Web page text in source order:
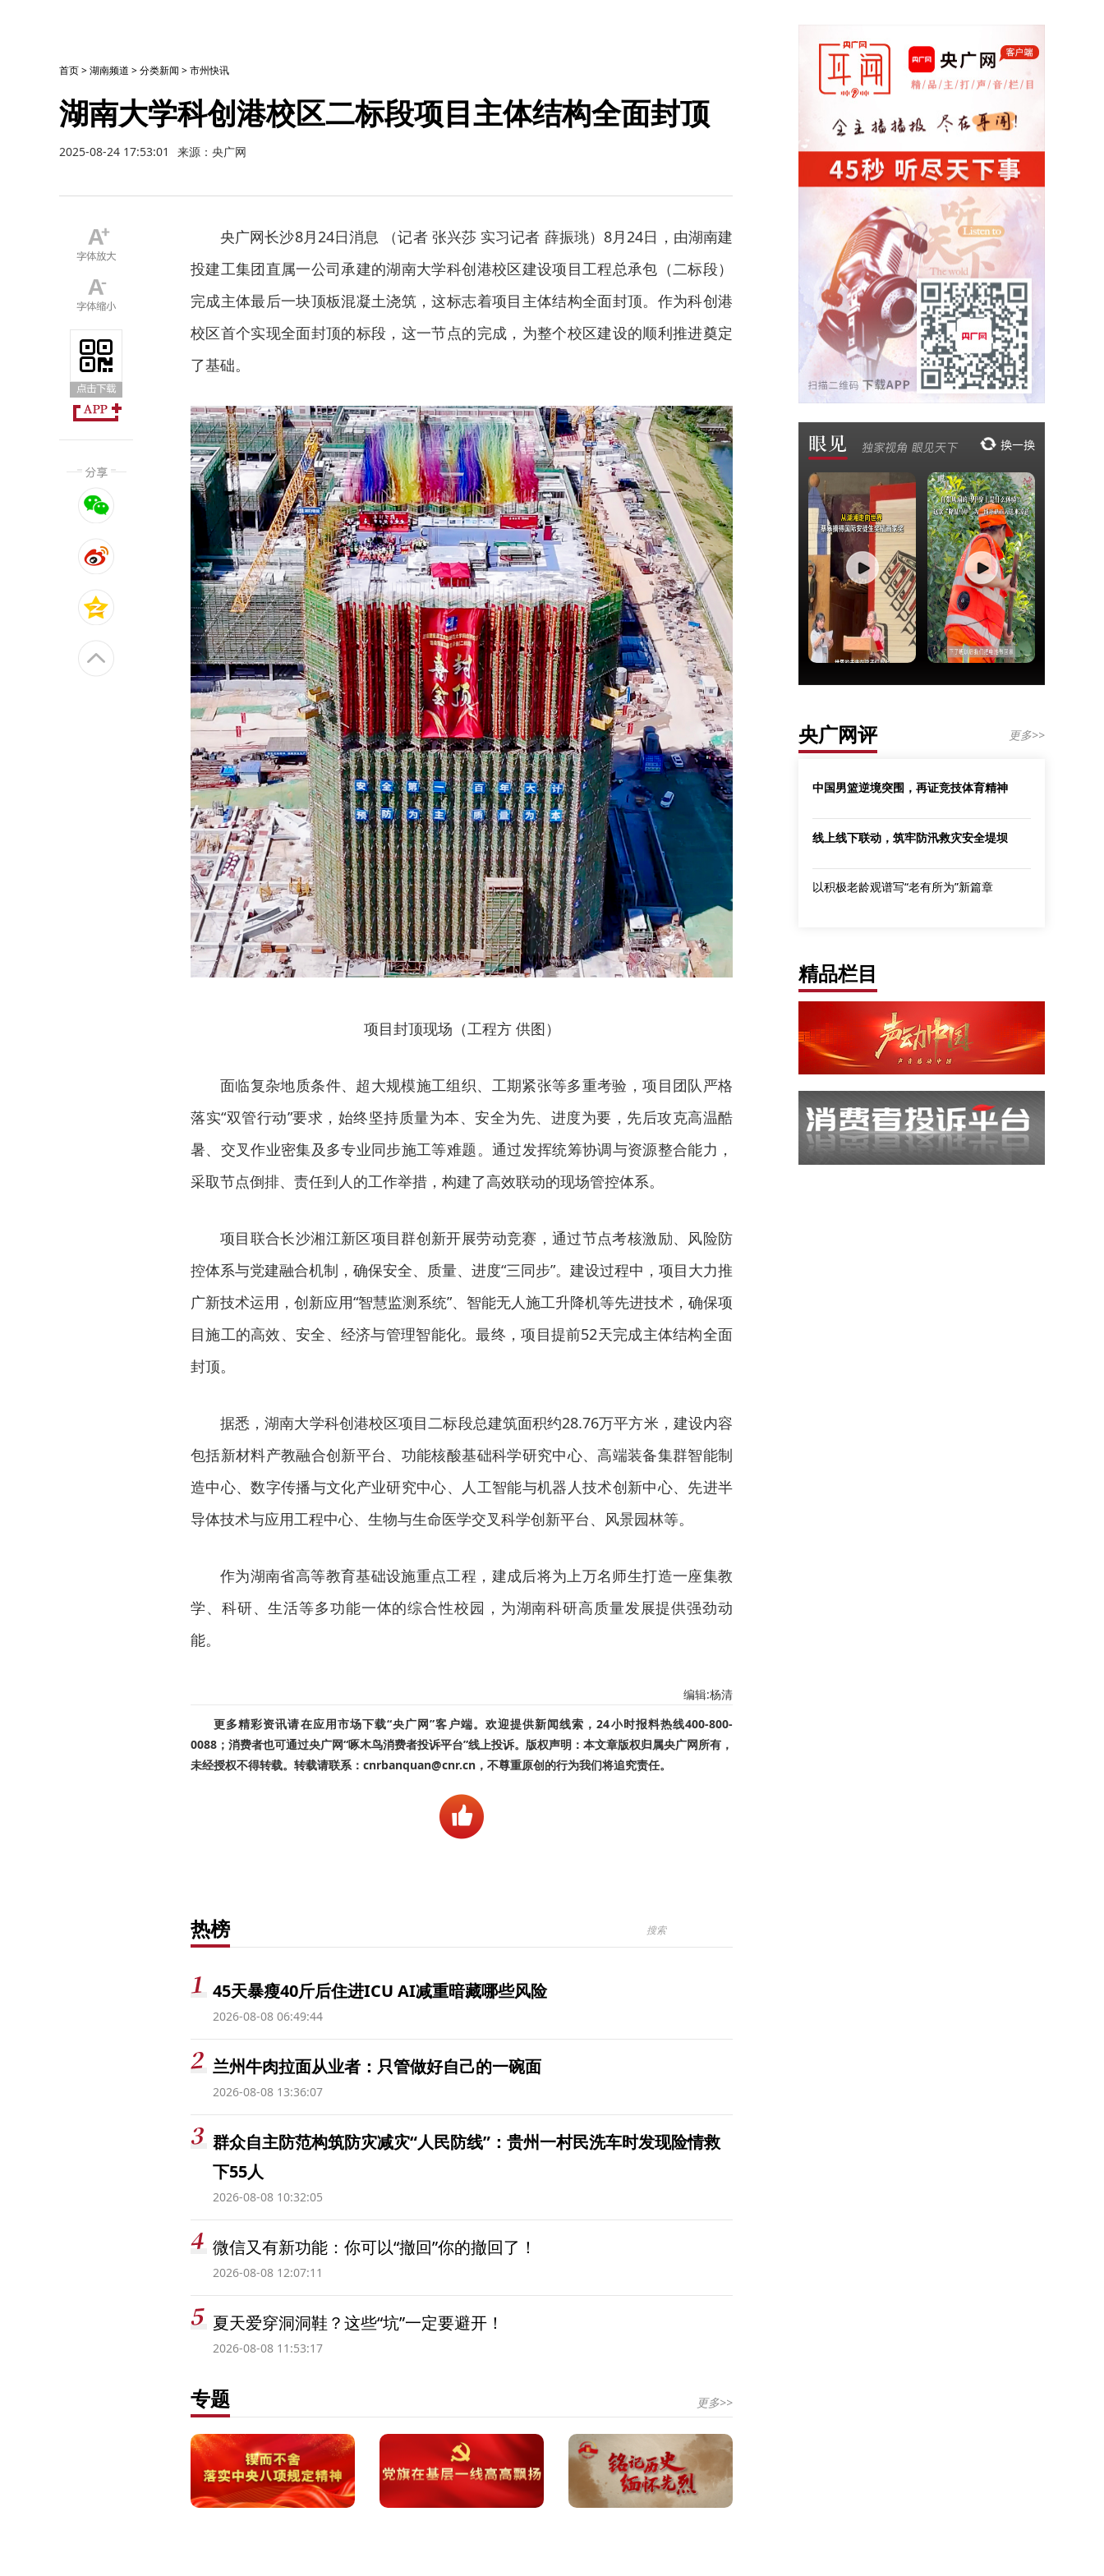
首页>湖南频道 >分类新闻 >市州快讯
湖南大学科创港校区二标段项目主体结构全面封顶
2025-08-24 17:53:01 来源：央广网
央广网长沙8月24日消息 （记者 张兴莎 实习记者 薛振珧）8月24日，由湖南建
投建工集团直属一公司承建的湖南大学科创港校区建设项目工程总承包（二标段）
完成主体最后一块顶板混凝土浇筑，这标志着项目主体结构全面封顶。作为科创港
校区首个实现全面封顶的标段，这一节点的完成，为整个校区建设的顺利推进奠定
了基础。
项目封顶现场（工程方 供图）
面临复杂地质条件、超大规模施工组织、工期紧张等多重考验，项目团队严格
落实“双管行动”要求，始终坚持质量为本、安全为先、进度为要，先后攻克高温酷
暑、交叉作业密集及多专业同步施工等难题。通过发挥统筹协调与资源整合能力，
采取节点倒排、责任到人的工作举措，构建了高效联动的现场管控体系。
项目联合长沙湘江新区项目群创新开展劳动竞赛，通过节点考核激励、风险防
控体系与党建融合机制，确保安全、质量、进度“三同步”。建设过程中，项目大力推
广新技术运用，创新应用“智慧监测系统”、智能无人施工升降机等先进技术，确保项
目施工的高效、安全、经济与管理智能化。最终，项目提前52天完成主体结构全面
封顶。
据悉，湖南大学科创港校区项目二标段总建筑面积约28.76万平方米，建设内容
包括新材料产教融合创新平台、功能核酸基础科学研究中心、高端装备集群智能制
造中心、数字传播与文化产业研究中心、人工智能与机器人技术创新中心、先进半
导体技术与应用工程中心、生物与生命医学交叉科学创新平台、风景园林等。
作为湖南省高等教育基础设施重点工程，建成后将为上万名师生打造一座集教
学、科研、生活等多功能一体的综合性校园，为湖南科研高质量发展提供强劲动
能。
编辑:杨清
更多精彩资讯请在应用市场下载“央广网”客户端。欢迎提供新闻线索，24小时报料热线400-800-
0088；消费者也可通过央广网“啄木鸟消费者投诉平台”线上投诉。版权声明：本文章版权归属央广网所有，
未经授权不得转载。转载请联系：cnrbanquan@cnr.cn，不尊重原创的行为我们将追究责任。
热榜
45天暴瘦40斤后住进ICU AI减重暗藏哪些风险
2026-08-08 06:49:44
兰州牛肉拉面从业者：只管做好自己的一碗面
2026-08-08 13:36:07
群众自主防范构筑防灾减灾“人民防线”：贵州一村民洗车时发现险情救
下55人
2026-08-08 10:32:05
微信又有新功能：你可以“撤回”你的撤回了！
2026-08-08 12:07:11
夏天爱穿洞洞鞋？这些“坑”一定要避开！
2026-08-08 11:53:17
专题 更多>>
央广网评 更多>>
中国男篮逆境突围，再证竞技体育精神
线上线下联动，筑牢防汛救灾安全堤坝
以积极老龄观谱写“老有所为”新篇章
精品栏目